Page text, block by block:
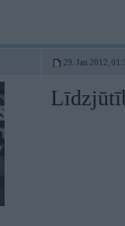
29. Jan 2012,